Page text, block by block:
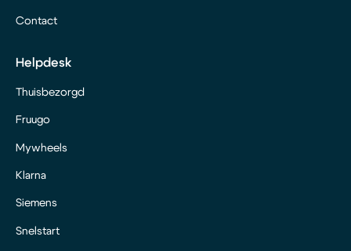
Contact
Helpdesk
Thuisbezorgd
Fruugo
Mywheels
Klarna
Siemens
Snelstart